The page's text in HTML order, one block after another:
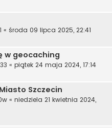
« środa 09 lipca 2025, 22:41
w geocaching
« piątek 24 maja 2024, 17:14
Szczecin
« niedziela 21 kwietnia 2024,